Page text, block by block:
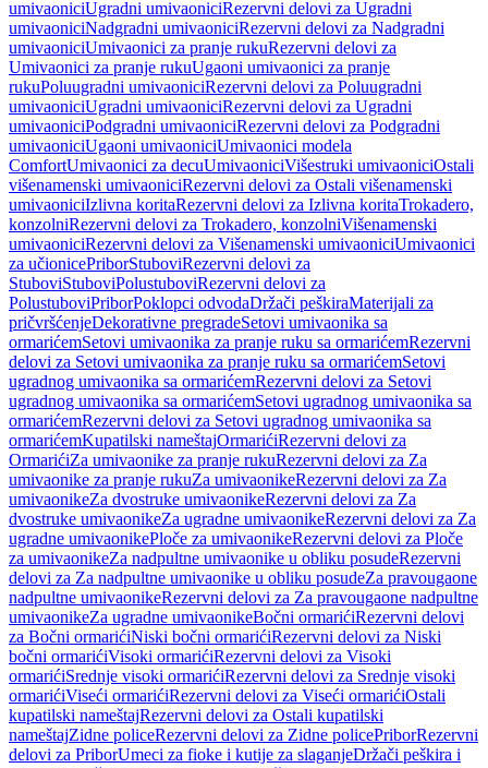
umivaoniciUgradni umivaoniciRezervni delovi za Ugradni
umivaoniciNadgradni umivaoniciRezervni delovi za Nadgradni
umivaoniciUmivaonici za pranje rukuRezervni delovi za
Umivaonici za pranje rukuUgaoni umivaonici za pranje
rukuPoluugradni umivaoniciRezervni delovi za Poluugradni
umivaoniciUgradni umivaoniciRezervni delovi za Ugradni
umivaoniciPodgradni umivaoniciRezervni delovi za Podgradni
umivaoniciUgaoni umivaoniciUmivaonici modela
ComfortUmivaonici za decuUmivaoniciVišestruki umivaoniciOstali
višenamenski umivaoniciRezervni delovi za Ostali višenamenski
umivaoniciIzlivna koritaRezervni delovi za Izlivna koritaTrokadero,
konzolniRezervni delovi za Trokadero, konzolniVišenamenski
umivaoniciRezervni delovi za Višenamenski umivaoniciUmivaonici
za učionicePriborStuboviRezervni delovi za
StuboviStuboviPolustuboviRezervni delovi za
PolustuboviPriborPoklopci odvodaDržači peškiraMaterijali za
pričvršćenjeDekorativne pregradeSetovi umivaonika sa
ormarićemSetovi umivaonika za pranje ruku sa ormarićemRezervni
delovi za Setovi umivaonika za pranje ruku sa ormarićemSetovi
ugradnog umivaonika sa ormarićemRezervni delovi za Setovi
ugradnog umivaonika sa ormarićemSetovi ugradnog umivaonika sa
ormarićemRezervni delovi za Setovi ugradnog umivaonika sa
ormarićemKupatilski nameštajOrmarićiRezervni delovi za
OrmarićiZa umivaonike za pranje rukuRezervni delovi za Za
umivaonike za pranje rukuZa umivaonikeRezervni delovi za Za
umivaonikeZa dvostruke umivaonikeRezervni delovi za Za
dvostruke umivaonikeZa ugradne umivaonikeRezervni delovi za Za
ugradne umivaonikePloče za umivaonikeRezervni delovi za Ploče
za umivaonikeZa nadpultne umivaonike u obliku posudeRezervni
delovi za Za nadpultne umivaonike u obliku posudeZa pravougaone
nadpultne umivaonikeRezervni delovi za Za pravougaone nadpultne
umivaonikeZa ugradne umivaonikeBočni ormarićiRezervni delovi
za Bočni ormarićiNiski bočni ormarićiRezervni delovi za Niski
bočni ormarićiVisoki ormarićiRezervni delovi za Visoki
ormarićiSrednje visoki ormarićiRezervni delovi za Srednje visoki
ormarićiViseći ormarićiRezervni delovi za Viseći ormarićiOstali
kupatilski nameštajRezervni delovi za Ostali kupatilski
nameštajZidne policeRezervni delovi za Zidne policePriborRezervni
delovi za PriborUmeci za fioke i kutije za slaganjeDržači peškira i